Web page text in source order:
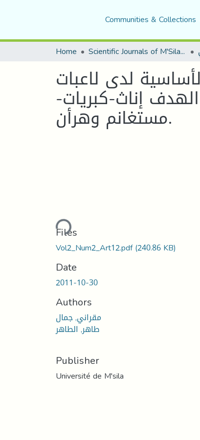
Communities & Collections
Home Scientific Journals of M'Sila University
لدى لاعبات
إناث-كبريات-
مستغانم وهرأن.
Loading...
Files
Vol2_Num2_Art12.pdf(240.86 KB)
Date
2011-10-30
Authors
مقراني, جمال
طاهر, الطاهر
Publisher
Université de M'sila